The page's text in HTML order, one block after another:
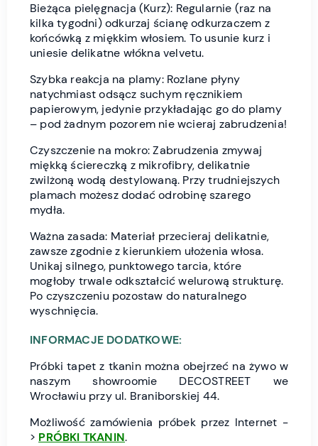
Bieżąca pielęgnacja (Kurz): Regularnie (raz na
kilka tygodni) odkurzaj ścianę odkurzaczem z
końcówką z miękkim włosiem. To usunie kurz i
uniesie delikatne włókna velvetu.
Szybka reakcja na plamy: Rozlane płyny
natychmiast odsącz suchym ręcznikiem
papierowym, jedynie przykładając go do plamy
– pod żadnym pozorem nie wcieraj zabrudzenia!
Czyszczenie na mokro: Zabrudzenia zmywaj
miękką ściereczką z mikrofibry, delikatnie
zwilżoną wodą destylowaną. Przy trudniejszych
plamach możesz dodać odrobinę szarego
mydła.
Ważna zasada: Materiał przecieraj delikatnie,
zawsze zgodnie z kierunkiem ułożenia włosa.
Unikaj silnego, punktowego tarcia, które
mogłoby trwale odkształcić welurową strukturę.
Po czyszczeniu pozostaw do naturalnego
wyschnięcia.
INFORMACJE DODATKOWE:
Próbki tapet z tkanin można obejrzeć na żywo w
naszym showroomie DECOSTREET we
Wrocławiu przy ul. Braniborskiej 44.
Możliwość zamówienia próbek przez Internet -
> PRÓBKI TKANIN.